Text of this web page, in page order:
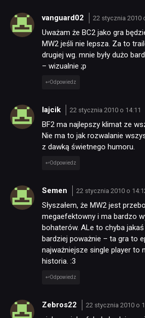
vanguard02 22 stycznia 2010
Uważam że BC2 jako gra
MW2 jeśli nie lepsza. Za to
drugiej wg. mnie były dużo
– wizualnie ;p
Odpowiedz
lajcik 22 stycznia 2010 o 14:11
BF2 ma najlepszy klimat ze
Nie ma to jak rozwalanie
z dawką świetnego humoru.
Odpowiedz
Semen 22 stycznia 2010 o
Słyszałem, że MW2 jest
megaefektowny i ma bardzo
bohaterów. ALe to chyba
bardziej poważnie – ta gra to
najważniejsze single player to
historia. :3
Odpowiedz
Zebros22 22 stycznia 2010 o